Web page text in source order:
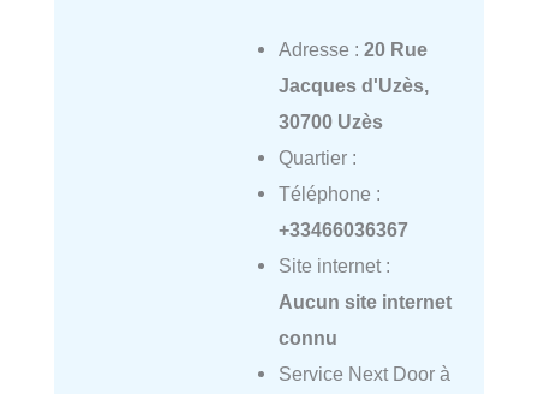
Adresse : 20 Rue
Jacques d'Uzès,
30700 Uzès
Quartier :
Téléphone :
+33466036367
Site internet :
Aucun site internet
connu
Service Next Door à